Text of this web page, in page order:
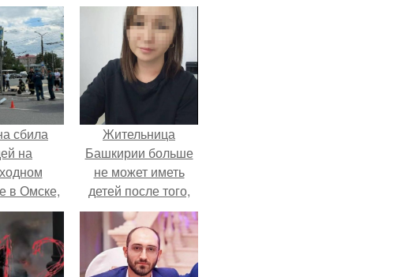
сбила
на
в Омске,
8
Жительница
Башкирии больше
не может иметь
детей после того,
как медики сделали
ей аборт на шестом
месяце
беременности и